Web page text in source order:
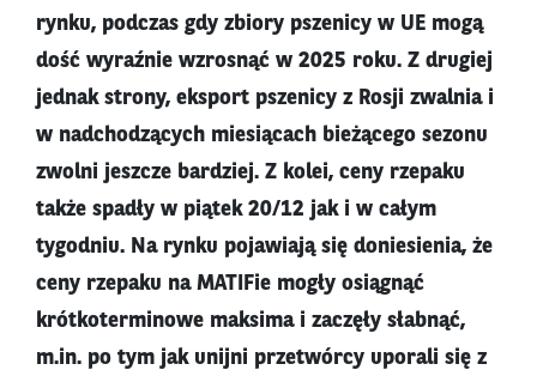
rynku, podczas gdy zbiory pszenicy w UE mogą
dość wyraźnie wzrosnąć w 2025 roku. Z drugiej
jednak strony, eksport pszenicy z Rosji zwalnia i
w nadchodzących miesiącach bieżącego sezonu
zwolni jeszcze bardziej. Z kolei, ceny rzepaku
także spadły w piątek 20/12 jak i w całym
tygodniu. Na rynku pojawiają się doniesienia, że
ceny rzepaku na MATIFie mogły osiągnąć
krótkoterminowe maksima i zaczęły słabnąć,
m.in. po tym jak unijni przetwórcy uporali się z